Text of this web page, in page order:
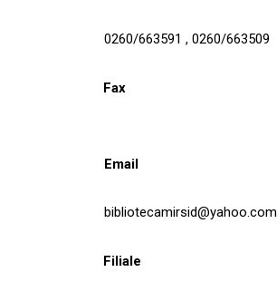
0260/663591 , 0260/663509
Fax
Email
bibliotecamirsid@yahoo.com
Filiale